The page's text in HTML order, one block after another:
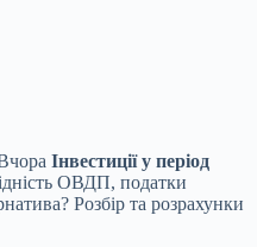
Інвестиції у період
ОВДП, податки
Розбір та розрахунки